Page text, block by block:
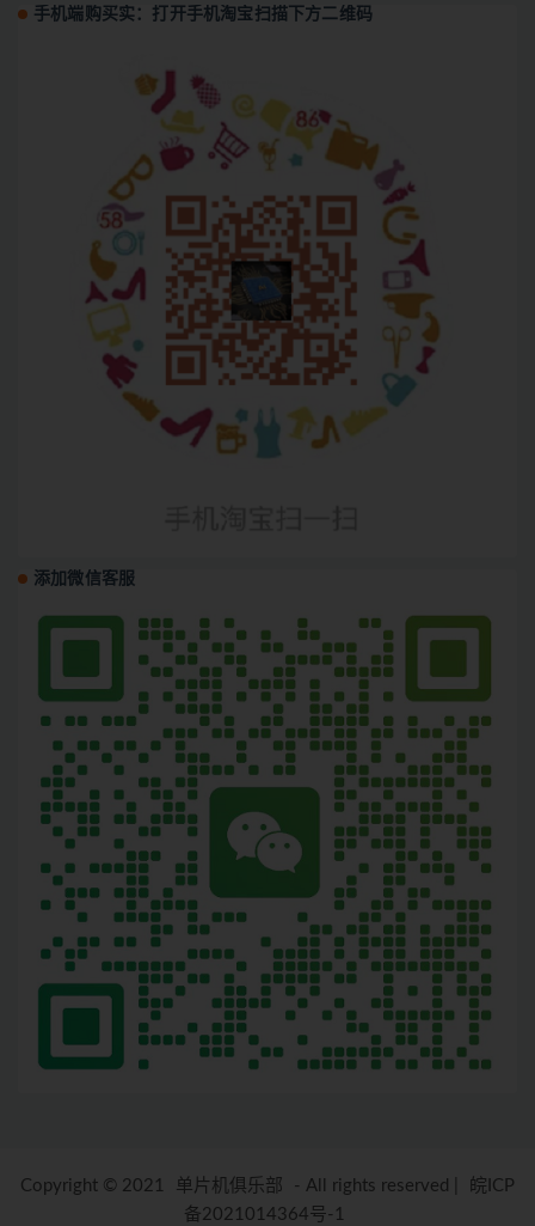
手机端购买实：打开手机淘宝扫描下方二维码
添加微信客服
Copyright © 2021 单片机俱乐部 - All rights reserved
皖ICP
备2021014364号-1